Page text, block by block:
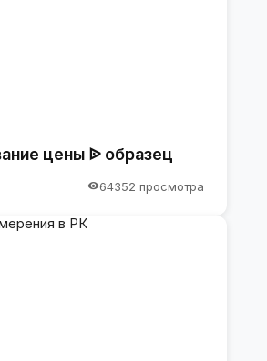
цены ᐉ образец
64352 просмотра